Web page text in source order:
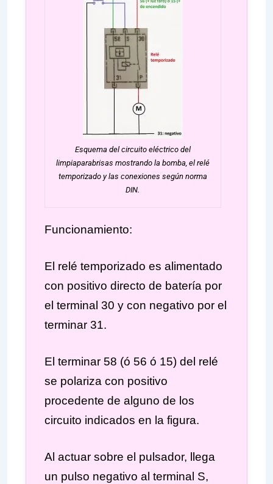
Esquema del circuito eléctrico del
limpiaparabrisas mostrando la bomba, el relé
temporizado y las conexiones según norma
DIN.
Funcionamiento:
El relé temporizado es alimentado
con positivo directo de batería por
el terminal 30 y con negativo por el
terminar 31.
El terminar 58 (ó 56 ó 15) del relé
se polariza con positivo
procedente de alguno de los
circuito indicados en la figura.
Al actuar sobre el pulsador, llega
un pulso negativo al terminal S,